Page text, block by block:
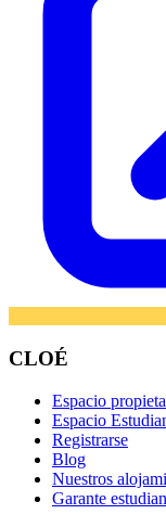
CLOÉ
Espacio
Espacio
Registrarse
Blog
Nuestros
Garante